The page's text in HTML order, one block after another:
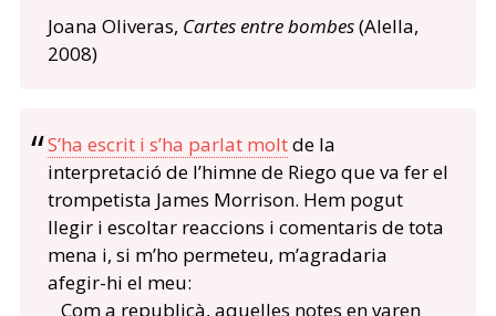
Joana Oliveras, Cartes entre bombes(Alella,
2008)
S’ha escrit i s’ha parlat moltde la
interpretació de l’himne de Riego que va fer el
trompetista James Morrison. Hem pogut
llegir i escoltar reaccions i comentaris de tota
mena i, si m’ho permeteu, m’agradaria
afegir-hi el meu:
Com a republicà, aquelles notes en varen